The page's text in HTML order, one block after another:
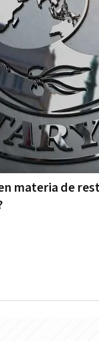
materia de